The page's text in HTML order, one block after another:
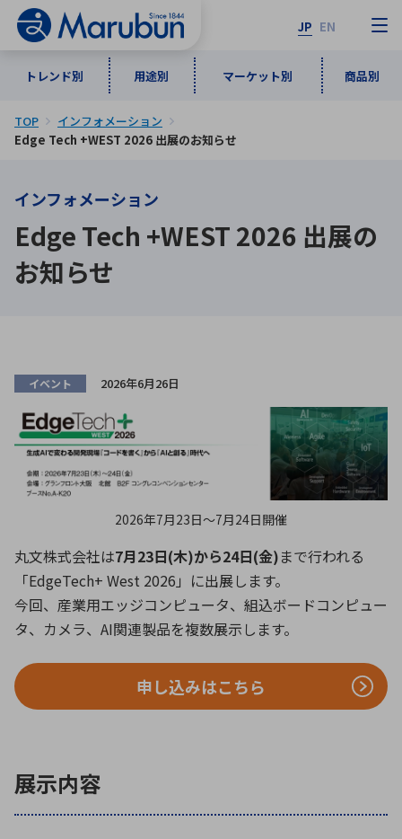
JP EN
トレンド別 用途別 マーケット別 商品別
トレンド別
インダストリアルDXソリューション
ロボティクス（AI）
ミリ波レーダー
用途別
通信・ネットワーク
品質管理・検査
製品製造・加工
マーケット別
自動車 産業
民生 医療
商品別
半導体・電子部品 ソフトウェア
ICTソリューション 組立・ロボティクス
組込コンピュータ
特定用途向け・その他 サービス
メーカ一覧
50音順
あ行 か行 さ行
た行
な行
アルファベット順
A
D
E
F
H
I
J
L
N O
Q
R S
T
U
V W
Y
Z
検索
TOP
インフォメーション
Edge Tech +WEST 2026 出展のお知らせ
インフォメーション
Edge Tech +WEST 2026 出展の
お知らせ
イベント 2026年6月26日
2026年7月23日〜7月24日開催
丸文株式会社は7月23日(木)から24日(金)まで行われる
「EdgeTech+ West 2026」に出展します。
今回、産業用エッジコンピュータ、組込ボードコンピュー
タ、カメラ、AI関連製品を複数展示します。
申し込みはこちら
展示内容